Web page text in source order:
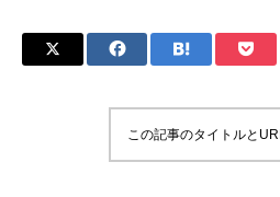
この記事のタイトルと